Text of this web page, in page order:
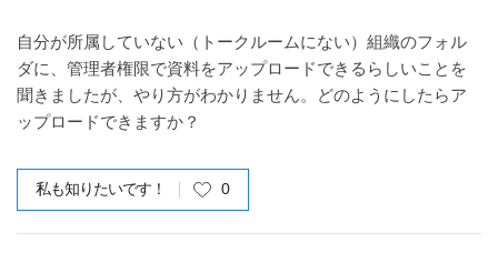
自分が所属していない（トークルームにない）組織のフォル
ダに、管理者権限で資料をアップロードできるらしいことを
聞きましたが、やり方がわかりません。どのようにしたらア
ップロードできますか？
私も知りたいです！ 0